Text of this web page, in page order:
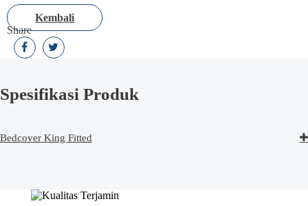
Kembali
Share
Spesifikasi Produk
Bedcover King Fitted